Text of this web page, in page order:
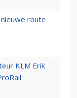
route
KLM Erik